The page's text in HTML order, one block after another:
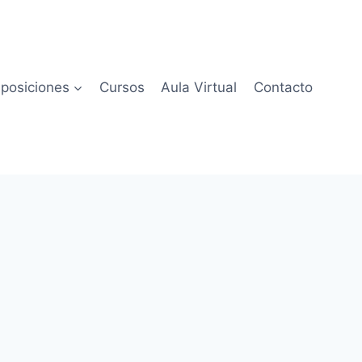
Cursos Aula Virtual Contacto